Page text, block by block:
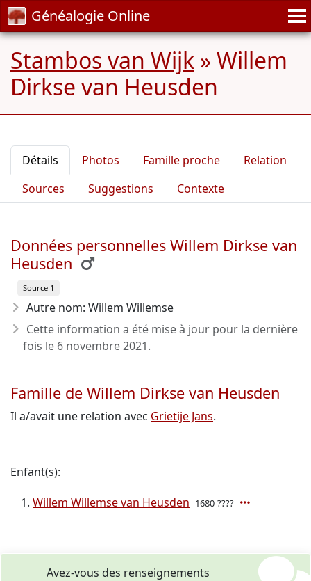
Généalogie Online
Stambos van Wijk » Willem
Dirkse van Heusden
Détails Photos Famille proche
Relation
Sources
Suggestions Contexte
Données personnelles Willem Dirkse van
Heusden
Source 1
Autre nom: Willem Willemse
Cette information a été mise à jour pour la dernière
fois le 6 novembre 2021.
Famille de Willem Dirkse van Heusden
Il a/avait une relation avec Grietije Jans.
Enfant(s):
Willem Willemse van Heusden 1680-????
Avez-vous des renseignements